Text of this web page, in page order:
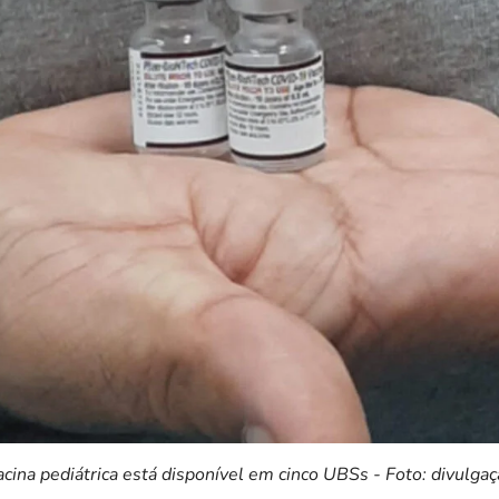
pediátrica está disponível em cinco UBSs - Foto: